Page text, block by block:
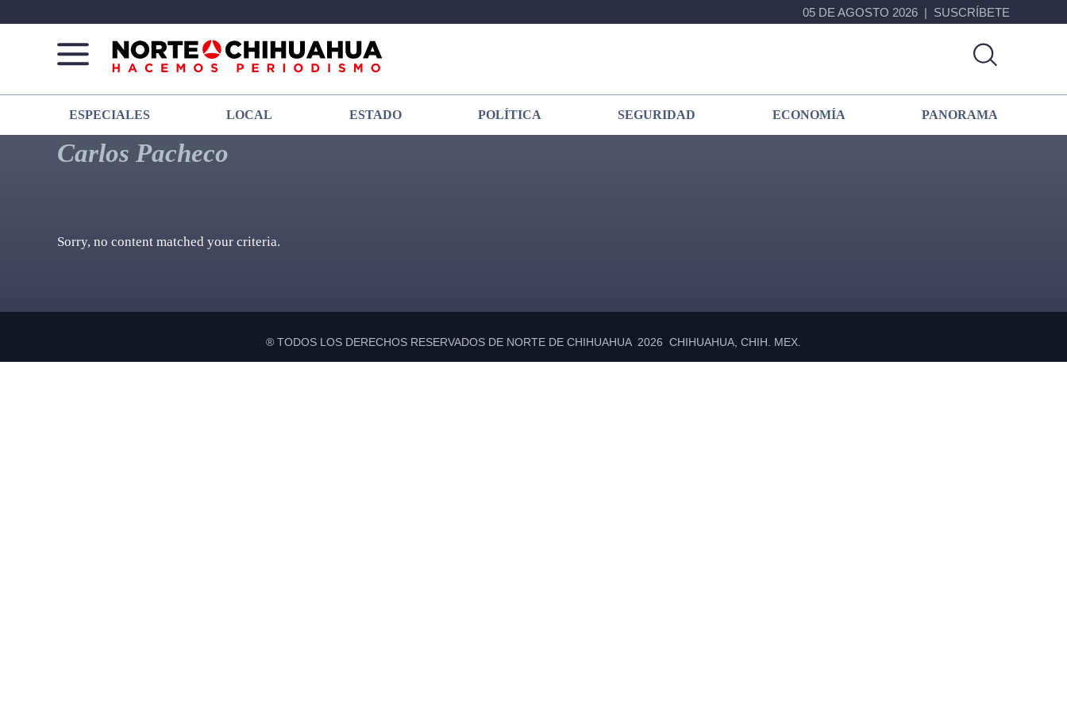
05 DE AGOSTO 2026 SUSCRÍBETE
Norte
De
Chihuahua
Más
que
noticias,
hacemos periodismo
ESPECIALES LOCAL ESTADO POLÍTICA SEGURIDAD ECONOMÍA PANORAMA
Carlos Pacheco
Sorry, no content matched your criteria.
® TODOS LOS DERECHOS RESERVADOS DE NORTE DE CHIHUAHUA 2026 CHIHUAHUA, CHIH. MEX.